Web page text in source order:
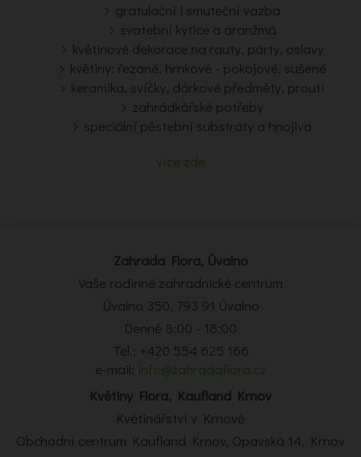
gratulační i smuteční vazba
svatební kytice a aranžmá
květinové dekorace na rauty, párty, oslavy
květiny: řezané, hrnkové - pokojové, sušené
keramika, svíčky, dárkové předměty, proutí
zahrádkářské potřeby
speciální pěstební substráty a hnojiva
více zde
Zahrada Flora, Úvalno
Vaše rodinné zahradnické centrum
Úvalno 350, 793 91 Úvalno
Denně 8:00 - 18:00
Tel.: +420 554 625 166
e-mail: info@zahradaflora.cz
Květiny Flora, Kaufland Krnov
Květinářství v Krnově
Obchodní centrum Kaufland Krnov, Opavská 14, Krnov